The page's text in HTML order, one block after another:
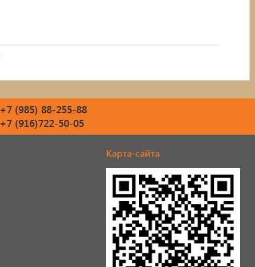
+7 (985) 88-255-88
+7 (916)722-50-05
Карта-сайта